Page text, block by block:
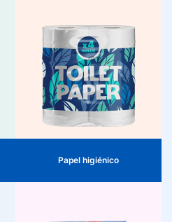
Papel higiénico
Papel higiénico
Suave para la piel, fuerte en
calidad. Comodidad e higiene
en cada rollo, apto para uso
doméstico y profesional.